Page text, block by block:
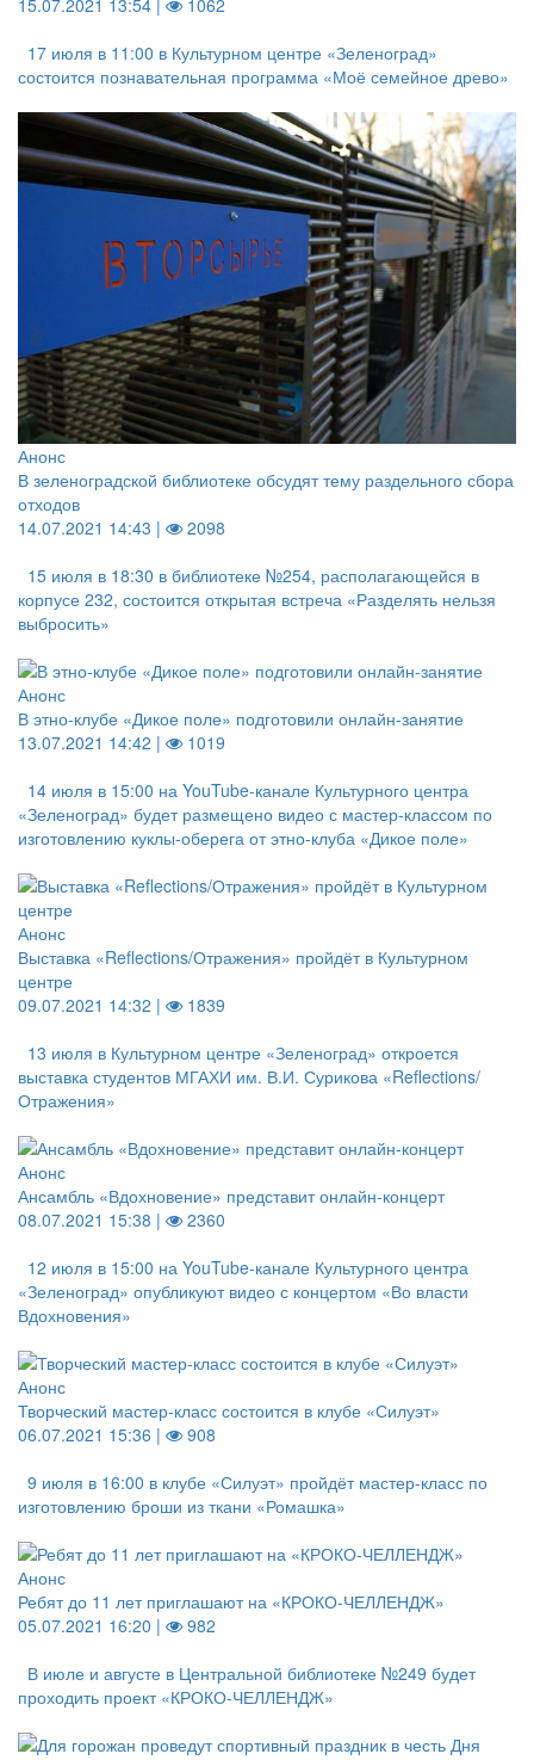
15.07.2021 13:54 |
1062
17 июля в 11:00 в Культурном центре «Зеленоград»
состоится познавательная программа «Моё семейное древо»
Анонс
В зеленоградской библиотеке обсудят тему раздельного сбора
отходов
14.07.2021 14:43 |
2098
15 июля в 18:30 в библиотеке №254, располагающейся в
корпусе 232, состоится открытая встреча «Разделять нельзя
выбросить»
Анонс
В этно-клубе «Дикое поле» подготовили онлайн-занятие
13.07.2021 14:42 |
1019
14 июля в 15:00 на YouTube-канале Культурного центра
«Зеленоград» будет размещено видео с мастер-классом по
изготовлению куклы-оберега от этно-клуба «Дикое поле»
Анонс
Выставка «Reflections/Отражения» пройдёт в Культурном
центре
09.07.2021 14:32 |
1839
13 июля в Культурном центре «Зеленоград» откроется
выставка студентов МГАХИ им. В.И. Сурикова «Reflections/
Отражения»
Анонс
Ансамбль «Вдохновение» представит онлайн-концерт
08.07.2021 15:38 |
2360
12 июля в 15:00 на YouTube-канале Культурного центра
«Зеленоград» опубликуют видео с концертом «Во власти
Вдохновения»
Анонс
Творческий мастер-класс состоится в клубе «Силуэт»
06.07.2021 15:36 |
908
9 июля в 16:00 в клубе «Силуэт» пройдёт мастер-класс по
изготовлению броши из ткани «Ромашка»
Анонс
Ребят до 11 лет приглашают на «КРОКО-ЧЕЛЛЕНДЖ»
05.07.2021 16:20 |
982
В июле и августе в Центральной библиотеке №249 будет
проходить проект «КРОКО-ЧЕЛЛЕНДЖ»